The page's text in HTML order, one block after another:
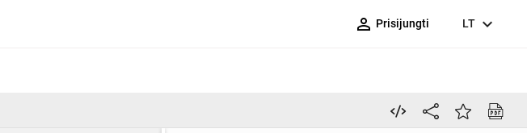
person_outline Prisijungti LT expand_more